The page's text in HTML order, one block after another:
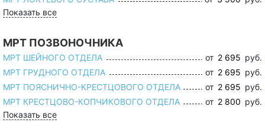
Показать все
МРТ ПОЗВОНОЧНИКА
МРТ ШЕЙНОГО ОТДЕЛА от 2 695 руб.
МРТ ГРУДНОГО ОТДЕЛА
от 2 695 руб.
МРТ ПОЯСНИЧНО-КРЕСТЦОВОГО ОТДЕЛА
от 2 695 руб.
МРТ КРЕСТЦОВО-КОПЧИКОВОГО ОТДЕЛА
от 2 800 руб.
Показать все